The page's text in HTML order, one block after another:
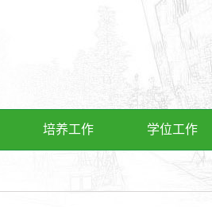
培养工作 学位工作